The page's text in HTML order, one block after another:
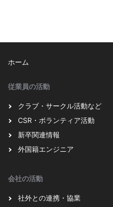
ホーム
従業員の活動
クラブ・サークル活動など
CSR・ボランティア活動
新卒関連情報
外国籍エンジニア
会社の活動
社外との連携・協業